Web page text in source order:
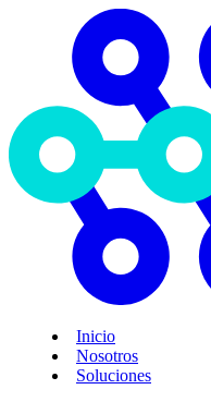
Inicio
Nosotros
Soluciones